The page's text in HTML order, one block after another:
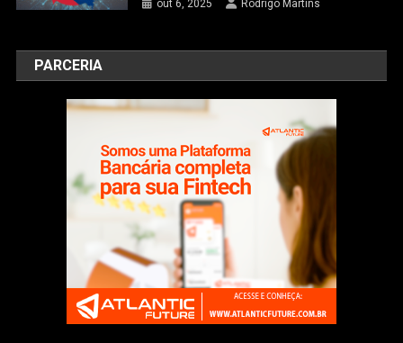
out 6, 2025 Rodrigo Martins
PARCERIA